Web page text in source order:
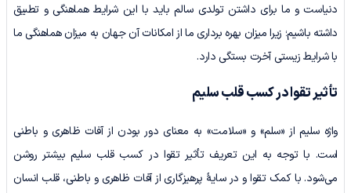
دنیاست و ما برای داشتن تولدی سالم باید با این شرایط هماهنگی و تطبیق
داشته باشیم؛ زیرا میزان بهره‌ برداری ما از امکانات آن جهان به میزان هماهنگی ما
با شرایط زیستی آخرت بستگی دارد.
تأثیر تقوا در کسب قلب سلیم
واژه سلیم از «سلم» و «سلامت» به معناى دور بودن از آفات ظاهرى و باطنى
است. با توجه به این تعریف تأثیر تقوا در کسب قلب سلیم بیشتر روشن
می‌شود. با کمک تقوا و در سایۀ پرهیزگاری از آفات ظاهری و باطنی، قلب انسان